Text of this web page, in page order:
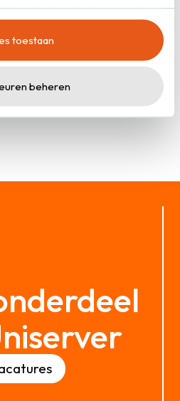
met het gebruik van alle
in onzeprivacy- en
toestaan
beheren
danooit.Digitale
dan
onder